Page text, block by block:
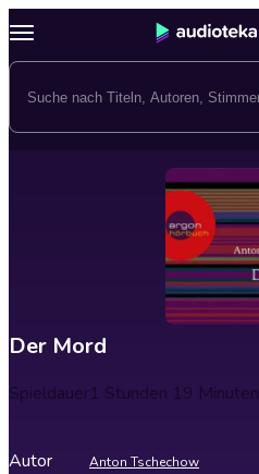
Der Mord
Spieldauer1 Stunden 19 Minuten
Autor Anton Tschechow